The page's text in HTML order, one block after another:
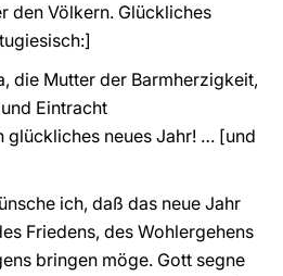
den Völkern. Glückliches
die Mutter der Barmherzigkeit,
Eintracht
glückliches neues Jahr! … [und
ich, daß das neue Jahr
Friedens, des Wohlergehens
bringen möge. Gott segne